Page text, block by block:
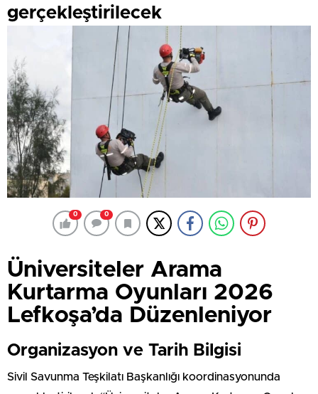
gerçekleştirilecek
0 0
Üniversiteler Arama
Kurtarma Oyunları 2026
Lefkoşa’da Düzenleniyor
Organizasyon ve Tarih Bilgisi
Sivil Savunma Teşkilatı Başkanlığı koordinasyonunda